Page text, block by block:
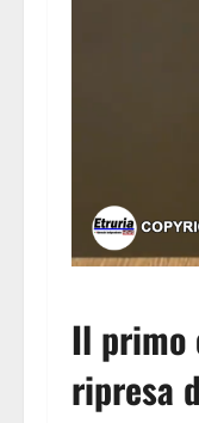
Il primo
ripresa